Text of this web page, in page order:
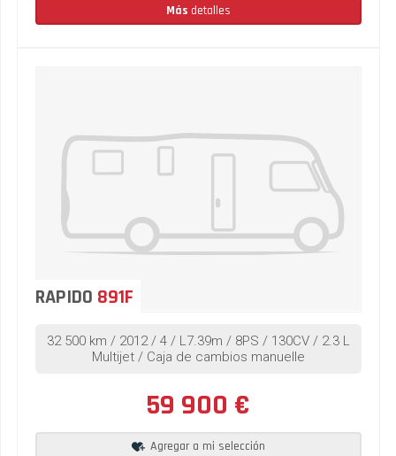
Más detalles
RAPIDO 891F
32 500 km / 2012 / 4 / L7.39m / 8PS / 130CV / 2.3 L
Multijet / Caja de cambios manuelle
59 900 €
Agregar a mi selección